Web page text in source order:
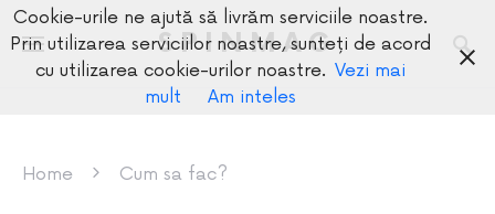
SPINMAG
Home Cum sa fac?
Cookie-urile ne ajută să livrăm serviciile noastre.
Prin utilizarea serviciilor noastre, sunteți de acord
cu utilizarea cookie-urilor noastre. Vezi mai
mult
Am inteles